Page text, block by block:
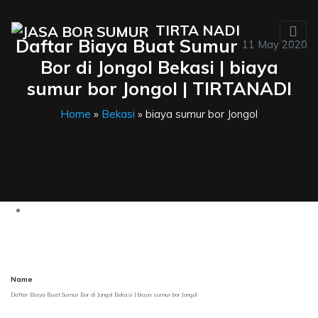
TIRTA NADI
11 May 2020
Daftar Biaya Buat Sumur
Bor di Jongol Bekasi | biaya
sumur bor Jongol | TIRTANADI
Home » Bekasi » biaya sumur bor Jongol
Name
Daftar Biaya Buat Sumur Bor di Jongol Bekasi | biaya sumur bor Jongol